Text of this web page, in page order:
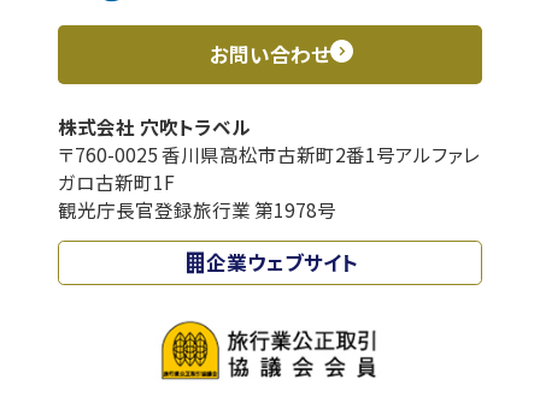
お問い合わせ
株式会社 穴吹トラベル
〒760-0025 香川県高松市古新町2番1号アルファレ
ガロ古新町1F
観光庁長官登録旅行業 第1978号
企業ウェブサイト